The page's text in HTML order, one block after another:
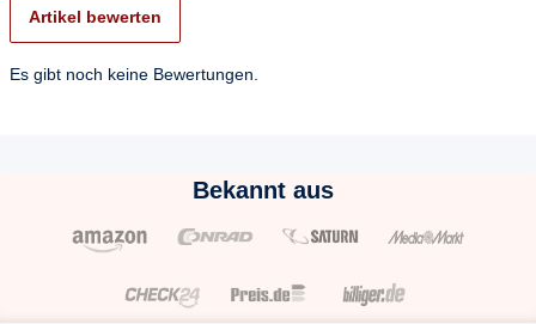
Artikel bewerten
Es gibt noch keine Bewertungen.
Bekannt aus